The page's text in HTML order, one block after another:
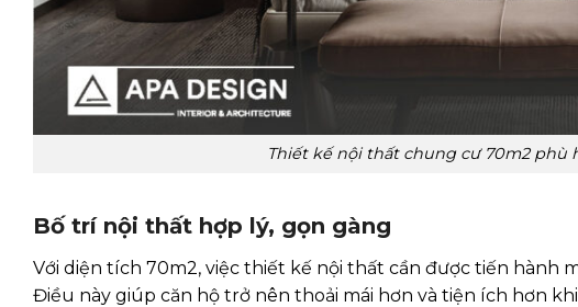
Thiết kế nội thất chung cư 70m2 phù
Bố trí nội thất hợp lý, gọn gàng
Với diện tích 70m2, việc thiết kế nội thất cần được tiến hành
Điều này giúp căn hộ trở nên thoải mái hơn và tiện ích hơn